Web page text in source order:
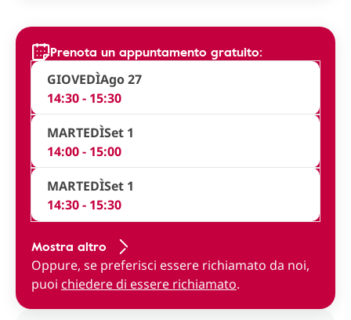
Prenota un appuntamento gratuito:
GIOVEDÌAgo 27
14:30 - 15:30
MARTEDÌSet 1
14:00 - 15:00
MARTEDÌSet 1
14:30 - 15:30
Mostra altro
Oppure, se preferisci essere richiamato da noi,
puoi chiedere di essere richiamato.